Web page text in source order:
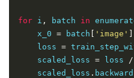
for i , batch in
    x_0
= batch 'image'
    loss
=
    scaled_loss
= loss /
    scaled_loss
. backward